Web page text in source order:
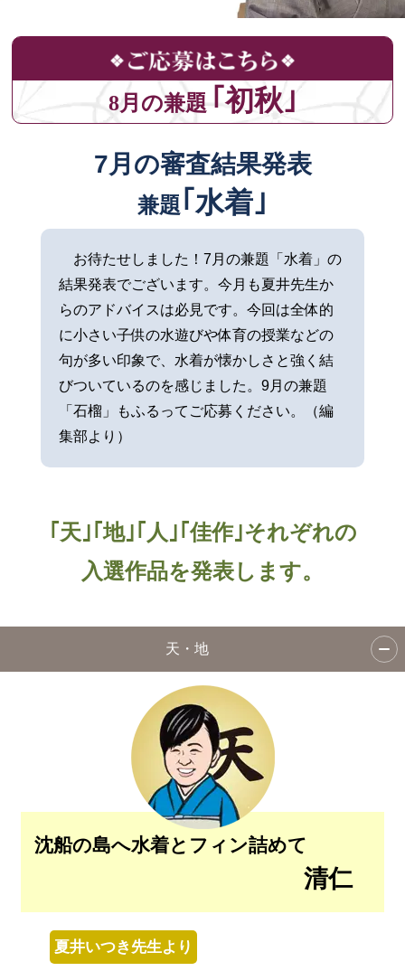
8月の兼題 ｢初秋｣
7月の審査結果発表
兼題｢水着｣
お待たせしました！7月の兼題「水着」の
結果発表でございます。今月も夏井先生か
らのアドバイスは必見です。今回は全体的
に小さい子供の水遊びや体育の授業などの
句が多い印象で、水着が懐かしさと強く結
びついているのを感じました。9月の兼題
「石榴」もふるってご応募ください。（編
集部より）
｢天｣｢地｣｢人｣｢佳作｣それぞれの
入選作品を発表します。
天・地
沈船の島へ水着とフィン詰めて
清仁
夏井いつき先生より